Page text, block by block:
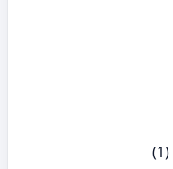
(1)